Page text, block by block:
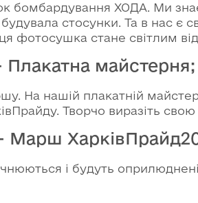
бомбардування ХОДА. Ми
стосунки. Та в нас є
фотосушка стане світлим
Плакатна майстерня;
На нашій плакатній
Творчо виразіть
Марш
і будуть